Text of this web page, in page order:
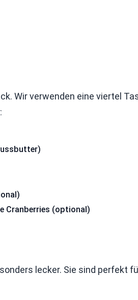
Wir verwenden eine viertel
Cranberries (optional)
lecker. Sie sind perfekt